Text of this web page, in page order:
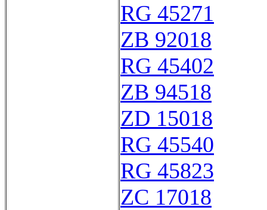
RG 45271
ZB 92018
RG 45402
ZB 94518
ZD 15018
RG 45540
RG 45823
ZC 17018